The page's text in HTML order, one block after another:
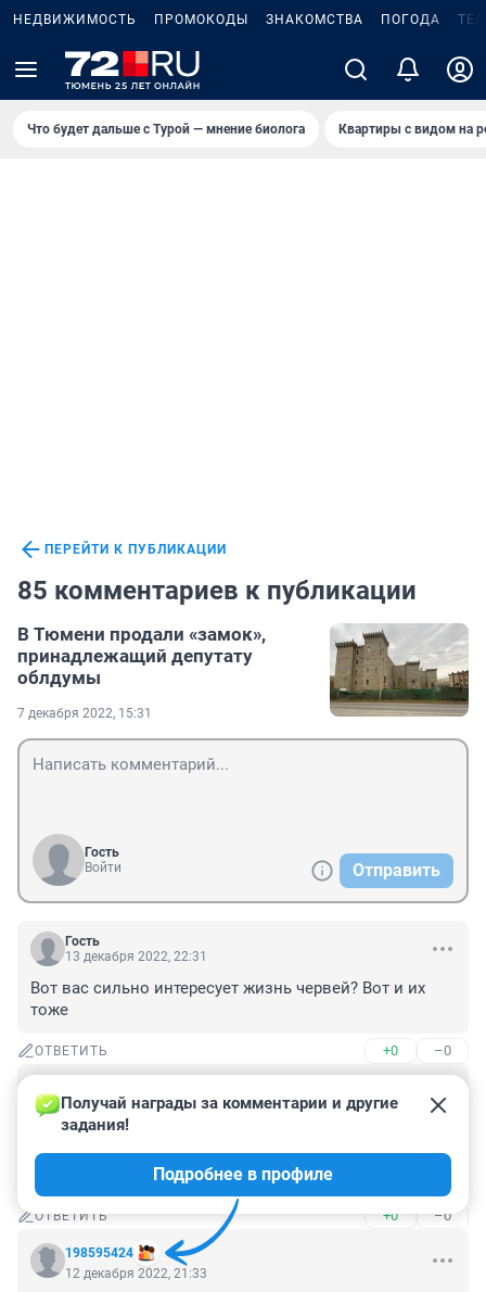
НЕДВИЖИМОСТЬ ПРОМОКОДЫ ЗНАКОМСТВА ПОГОДА
Что будет дальше с Турой — мнение биолога Квартиры с видом на
ПЕРЕЙТИ К ПУБЛИКАЦИИ
85 комментариев к публикации
В Тюмени продали «замок»,
принадлежащий депутату
облдумы
7 декабря 2022, 15:31
Гость
Войти
Отправить
Гость
13 декабря 2022, 22:31
Вот вас сильно интересует жизнь червей? Вот и их
тоже
ОТВЕТИТЬ +0 –0
13 декабря 2022, 20:27
На досуге должен сесть, при Сталине лес валил бы
уже давно хотя эти люди и есть кого вождь за урал
сылал, толко теперь они у власти
ОТВЕТИТЬ +0 –0
198595424
Получай награды за комментарии и другие
задания!
Подробнее в профиле
12 декабря 2022, 21:33